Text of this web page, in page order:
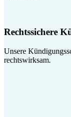
Rechtssichere
Unsere
rechtswirksam.